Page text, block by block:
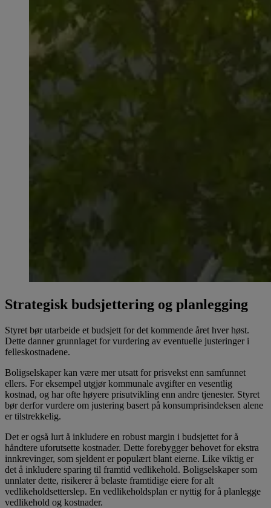
Strategisk budsjettering og planlegging
Styret bør utarbeide et budsjett for det kommende året hver høst.
Dette danner grunnlaget for vurdering av eventuelle justeringer i
felleskostnadene.
Boligselskaper kan være mer utsatt for prisvekst enn samfunnet
ellers. For eksempel utgjør kommunale avgifter en vesentlig
kostnad, og har ofte høyere prisutvikling enn andre tjenester. Styret
bør derfor vurdere om justering basert på konsumprisindeksen alene
er tilstrekkelig.
Det er også lurt å inkludere en robust margin i budsjettet for å
håndtere uforutsette kostnader. Dette forebygger behovet for ekstra
innkrevinger, som sjeldent er populært blant eierne. Like viktig er
det å inkludere sparing til framtid vedlikehold. Boligselskaper som
unnlater dette, risikerer å belaste framtidige eiere for alt
vedlikeholdsetterslep. En vedlikeholdsplan er nyttig for å planlegge
vedlikehold og kostnader.